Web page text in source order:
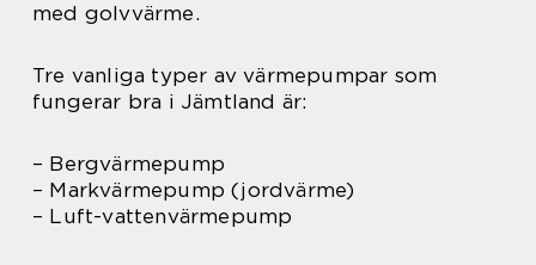
med golvvärme.
Tre vanliga typer av värmepumpar som
fungerar bra i Jämtland är:
– Bergvärmepump
– Markvärmepump (jordvärme)
– Luft-vattenvärmepump